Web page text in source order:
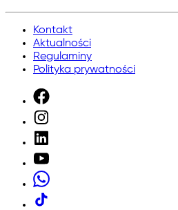
Kontakt
Aktualności
Regulaminy
Polityka prywatności